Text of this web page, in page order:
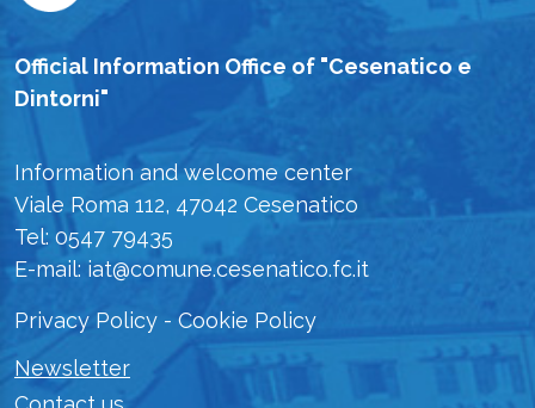
Official Information Office of "Cesenatico e
Dintorni"
Information and welcome center
Viale Roma 112, 47042 Cesenatico
Tel: 0547 79435
E-mail: iat@comune.cesenatico.fc.it
Privacy Policy - Cookie Policy
Newsletter